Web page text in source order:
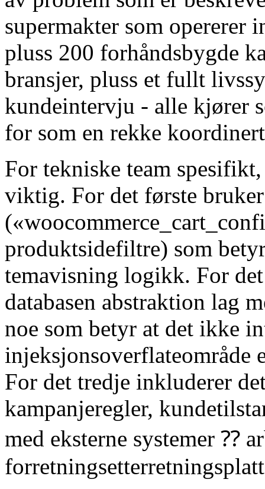
supermakter som opererer
pluss 200 forhåndsbygde
bransjer, pluss et fullt
kundeintervju - alle kjører
for som en rekke
For tekniske team
viktig. For det første
produktsidefiltre) som
temavisning logikk. For
databasen abstraktion lag
noe som betyr at det ikke
For det tredje inkluderer
kampanjeregler,
med eksterne systemer ⁇